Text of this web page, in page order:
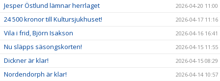
Jesper Östlund lämnar herrlaget 2026-04-20 11:00
24 500 kronor till Kultursjukhuset! 2026-04-17 11:16
Vila i frid, Björn Isakson 2026-04-16 16:41
Nu släpps säsongskorten! 2026-04-15 11:55
Dickner är klar! 2026-04-15 08:29
Nordendorph är klar! 2026-04-14 10:57